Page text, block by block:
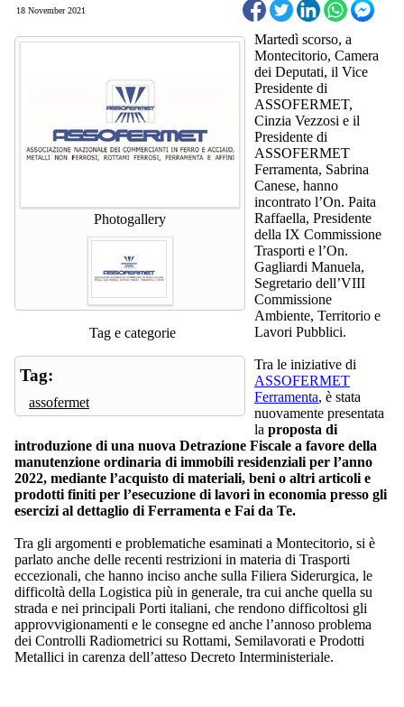
18 November 2021
Photogallery
Tag e categorie
Tag:
assofermet
Martedì scorso, a
Montecitorio, Camera
dei Deputati, il Vice
Presidente di
ASSOFERMET,
Cinzia Vezzosi e il
Presidente di
ASSOFERMET
Ferramenta, Sabrina
Canese, hanno
incontrato l’On. Paita
Raffaella, Presidente
della IX Commissione
Trasporti e l’On.
Gagliardi Manuela,
Segretario dell’VIII
Commissione
Ambiente, Territorio e
Lavori Pubblici.
Tra le iniziative di
ASSOFERMET
Ferramenta, è stata
nuovamente presentata
la proposta di
introduzione di una nuova Detrazione Fiscale a favore della
manutenzione ordinaria di immobili residenziali per l’anno
2022, mediante l’acquisto di materiali, beni o altri articoli e
prodotti finiti per l’esecuzione di lavori in economia presso gli
esercizi al dettaglio di Ferramenta e Fai da Te.
Tra gli argomenti e problematiche esaminati a Montecitorio, si è
parlato anche delle recenti restrizioni in materia di Trasporti
eccezionali, che hanno inciso anche sulla Filiera Siderurgica, le
difficoltà della Logistica più in generale, tra cui anche quella su
strada e nei principali Porti italiani, che rendono difficoltosi gli
approvvigionamenti e le consegne ed anche l’annoso problema
dei Controlli Radiometrici su Rottami, Semilavorati e Prodotti
Metallici in carenza dell’atteso Decreto Interministeriale.